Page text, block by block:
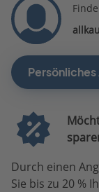
Durch einen
Sie bis zu 20 %